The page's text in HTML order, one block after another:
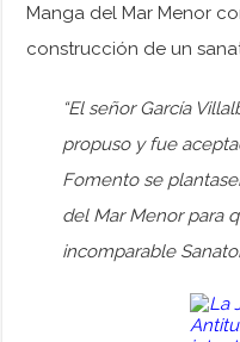
Manga del Mar Menor
construcción de un
“El señor García
propuso y fue
Fomento se
del Mar Menor para
incomparable